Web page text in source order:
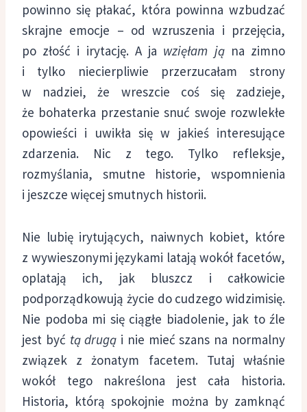
powinno się płakać, która powinna wzbudzać
skrajne emocje – od wzruszenia i przejęcia,
po złość i irytację. A ja wzięłam jąna zimno
i tylko niecierpliwie przerzucałam strony
w nadziei, że wreszcie coś się zadzieje,
że bohaterka przestanie snuć swoje rozwlekłe
opowieści i uwikła się w jakieś interesujące
zdarzenia. Nic z tego. Tylko refleksje,
rozmyślania, smutne historie, wspomnienia
i jeszcze więcej smutnych historii.
Nie lubię irytujących, naiwnych kobiet, które
z wywieszonymi językami latają wokół facetów,
oplatają ich, jak bluszcz i całkowicie
podporządkowują życie do cudzego widzimisię.
Nie podoba mi się ciągłe biadolenie, jak to źle
jest być tą drugą i nie mieć szans na normalny
związek z żonatym facetem. Tutaj właśnie
wokół tego nakreślona jest cała historia.
Historia, którą spokojnie można by zamknąć